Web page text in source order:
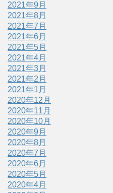
2021年9月
2021年8月
2021年7月
2021年6月
2021年5月
2021年4月
2021年3月
2021年2月
2021年1月
2020年12月
2020年11月
2020年10月
2020年9月
2020年8月
2020年7月
2020年6月
2020年5月
2020年4月